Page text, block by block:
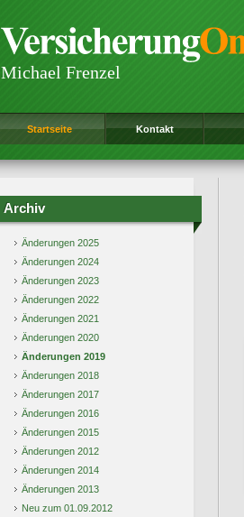
Michael Frenzel
Startseite Kontakt
Archiv
Änderungen 2025
Änderungen 2024
Änderungen 2023
Änderungen 2022
Änderungen 2021
Änderungen 2020
Änderungen 2019
Änderungen 2018
Änderungen 2017
Änderungen 2016
Änderungen 2015
Änderungen 2012
Änderungen 2014
Änderungen 2013
Neu zum 01.09.2012